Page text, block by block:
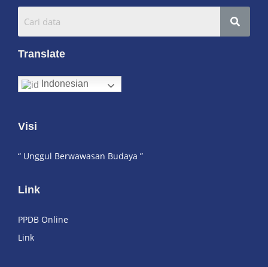
Visi
“ Unggul Berwawasan Budaya ”
Link
PPDB Online
Link
Translate
Indonesian